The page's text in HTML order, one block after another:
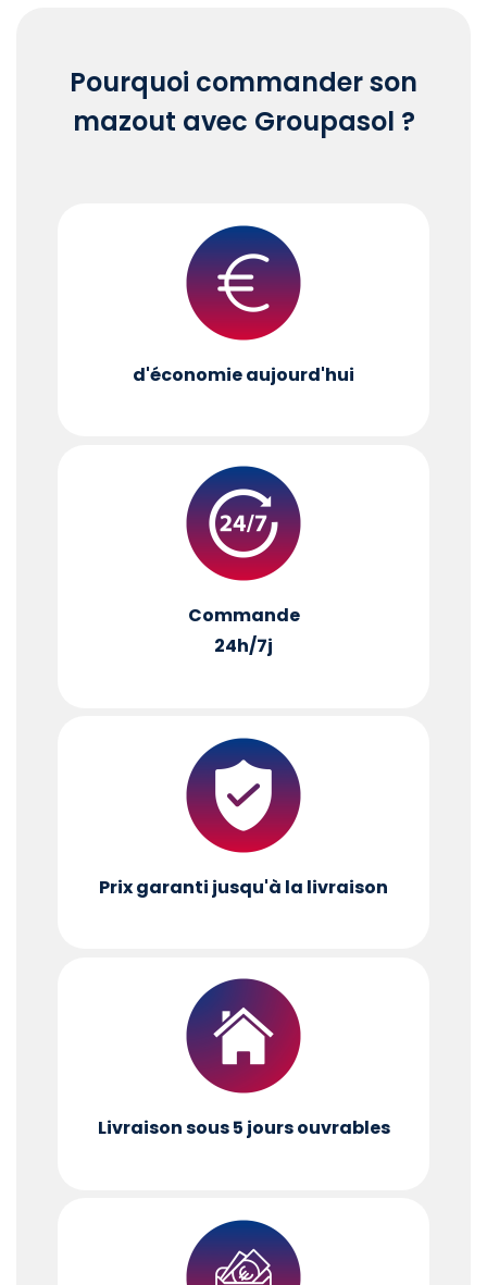
Pourquoi commander son
mazout avec Groupasol ?
d'économie aujourd'hui
Commande
24h/7j
Prix garanti jusqu'à la livraison
Livraison sous 5 jours ouvrables